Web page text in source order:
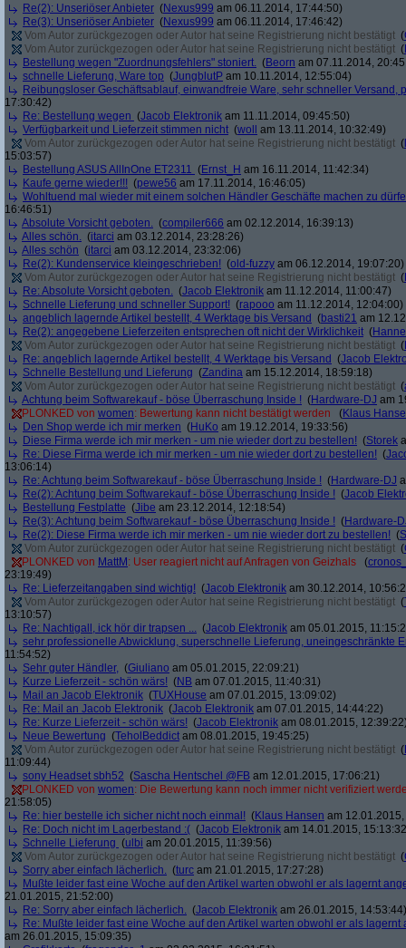
Re(2): Unseriöser Anbieter (Nexus999 am 06.11.2014, 17:44:50)
Re(3): Unseriöser Anbieter (Nexus999 am 06.11.2014, 17:46:42)
Vom Autor zurückgezogen oder Autor hat seine Registrierung nicht bestätigt (
Vom Autor zurückgezogen oder Autor hat seine Registrierung nicht bestätigt (
Bestellung wegen "Zuordnungsfehlers" stoniert. (Beorn am 07.11.2014,
schnelle Lieferung, Ware top (JungblutP am 10.11.2014, 12:55:04)
Reibungsloser Geschäftsablauf, einwandfreie Ware, sehr schneller Versand,
17:30:42)
Re: Bestellung wegen (Jacob Elektronik am 11.11.2014, 09:45:50)
Verfügbarkeit und Lieferzeit stimmen nicht (woll
am 13.11.2014, 10:32:49)
Vom Autor zurückgezogen oder Autor hat seine Registrierung nicht bestätigt (
15:03:57)
Bestellung ASUS AllInOne ET2311 (Ernst_H am 16.11.2014, 11:42:34)
Kaufe gerne wieder!!! (pewe56 am 17.11.2014, 16:46:05)
Wohltuend mal wieder mit einem solchen Händler Geschäfte machen zu
16:46:51)
Absolute Vorsicht geboten. (compiler666 am 02.12.2014, 16:39:13)
Alles schön. (itarci am 03.12.2014, 23:28:26)
Alles schön (itarci am 03.12.2014, 23:32:06)
Re(2): Kundenservice kleingeschrieben! (old-fuzzy am 06.12.2014, 19:07:20)
Vom Autor zurückgezogen oder Autor hat seine Registrierung nicht bestätigt (
Re: Absolute Vorsicht geboten. (Jacob Elektronik am 11.12.2014, 11:00:47)
Schnelle Lieferung und schneller Support! (rapooo am 11.12.2014, 12:04:00)
angeblich lagernde Artikel bestellt, 4 Werktage bis Versand (basti21 am
Re(2): angegebene Lieferzeiten entsprechen oft nicht der Wirklichkeit (
Vom Autor zurückgezogen oder Autor hat seine Registrierung nicht bestätigt (
Re: angeblich lagernde Artikel bestellt, 4 Werktage bis Versand (Jacob
Schnelle Bestellung und Lieferung (Zandina am 15.12.2014, 18:59:18)
Vom Autor zurückgezogen oder Autor hat seine Registrierung nicht bestätigt (
Achtung beim Softwarekauf - böse Überraschung Inside ! (Hardware-DJ am
PLONKED von women: Bewertung kann nicht bestätigt werden (Klaus
Den Shop werde ich mir merken (HuKo am 19.12.2014, 19:33:56)
Diese Firma werde ich mir merken - um nie wieder dort zu bestellen! (Storek
Re: Diese Firma werde ich mir merken - um nie wieder dort zu bestellen! (
13:06:14)
Re: Achtung beim Softwarekauf - böse Überraschung Inside ! (Hardware-DJ
Re(2): Achtung beim Softwarekauf - böse Überraschung Inside ! (Jacob
Bestellung Festplatte (Jibe am 23.12.2014, 12:18:54)
Re(3): Achtung beim Softwarekauf - böse Überraschung Inside ! (Hardware-
Re(2): Diese Firma werde ich mir merken - um nie wieder dort zu bestellen! (
Vom Autor zurückgezogen oder Autor hat seine Registrierung nicht bestätigt (
PLONKED von MattM : User reagiert nicht auf Anfragen von Geizhals (
23:19:49)
Re: Lieferzeitangaben sind wichtig! (Jacob Elektronik am 30.12.2014,
Vom Autor zurückgezogen oder Autor hat seine Registrierung nicht bestätigt (
13:10:57)
Re: Nachtigall, ick hör dir trapsen ... (Jacob Elektronik am 05.01.2015,
sehr professionelle Abwicklung, superschnelle Lieferung, uneingeschränkte
11:54:52)
Sehr guter Händler, (Giuliano am 05.01.2015, 22:09:21)
Kurze Lieferzeit - schön wärs! (NB am 07.01.2015, 11:40:31)
Mail an Jacob Elektronik (TUXHouse am 07.01.2015, 13:09:02)
Re: Mail an Jacob Elektronik (Jacob Elektronik am 07.01.2015, 14:44:22)
Re: Kurze Lieferzeit - schön wärs! (Jacob Elektronik am 08.01.2015,
Neue Bewertung (TeholBeddict am 08.01.2015, 19:45:25)
Vom Autor zurückgezogen oder Autor hat seine Registrierung nicht bestätigt (
11:09:44)
sony Headset sbh52 (Sascha Hentschel @FB am 12.01.2015, 17:06:21)
PLONKED von women: Die Bewertung kann noch immer nicht verifiziert
21:58:05)
Re: hier bestelle ich sicher nicht noch einmal! (Klaus Hansen am
Re: Doch nicht im Lagerbestand :( (Jacob Elektronik am 14.01.2015,
Schnelle Lieferung (ulbi am 20.01.2015, 11:39:56)
Vom Autor zurückgezogen oder Autor hat seine Registrierung nicht bestätigt (
Sorry aber einfach lächerlich. (turc am 21.01.2015, 17:27:28)
Mußte leider fast eine Woche auf den Artikel warten obwohl er als lagernt
21.01.2015, 21:52:00)
Re: Sorry aber einfach lächerlich. (Jacob Elektronik am 26.01.2015, 14:53:44)
Re: Mußte leider fast eine Woche auf den Artikel warten obwohl er als lagernt
am 26.01.2015, 15:09:35)